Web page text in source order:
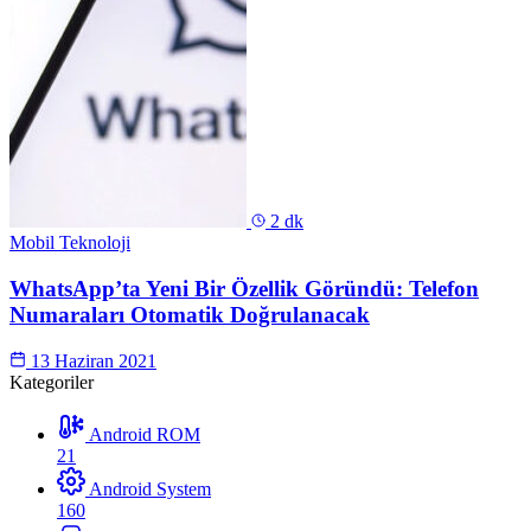
2 dk
Mobil Teknoloji
WhatsApp’ta Yeni Bir Özellik Göründü: Telefon
Numaraları Otomatik Doğrulanacak
13 Haziran 2021
Kategoriler
Android ROM
21
Android System
160